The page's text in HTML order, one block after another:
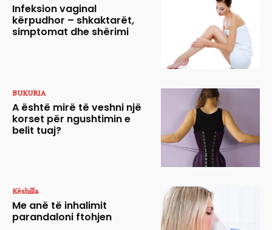
Infeksion vaginal
kërpudhor – shkaktarët,
simptomat dhe shërimi
BUKURIA
A është mirë të veshni një
korset për ngushtimin e
belit tuaj?
Këshilla
Me anë të inhalimit
parandaloni ftohjen